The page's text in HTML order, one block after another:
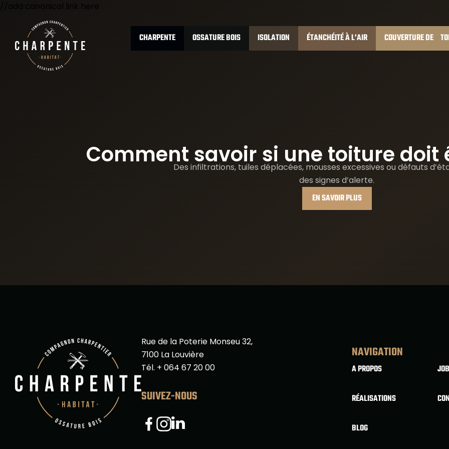
CHARPENTE OSSATURE BOIS ISOLATION ÉTANCHÉITÉ À L’AIR COUVERTURE DE
Comment savoir si une toiture doit
Des infiltrations, tuiles déplacées, mousses excessives ou défauts
des signes d’alerte.
EN SAVOIR PLUS
Rue de la Poterie Monseu 32,
7100 La Louvière
Tél. + 064 67 20 00
SUIVEZ-NOUS
NAVIGATION
A PROPOS
RÉALISATIONS
BLOG